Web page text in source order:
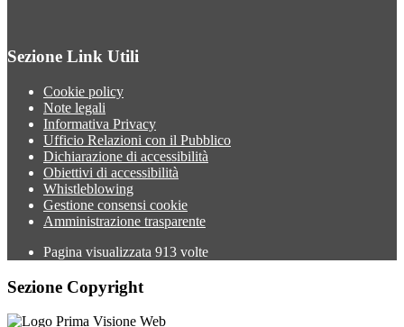
Sezione Link Utili
Cookie policy
Note legali
Informativa Privacy
Ufficio Relazioni con il Pubblico
Dichiarazione di accessibilità
Obiettivi di accessibilità
Whistleblowing
Gestione consensi cookie
Amministrazione trasparente
Pagina visualizzata 913 volte
Sezione Copyright